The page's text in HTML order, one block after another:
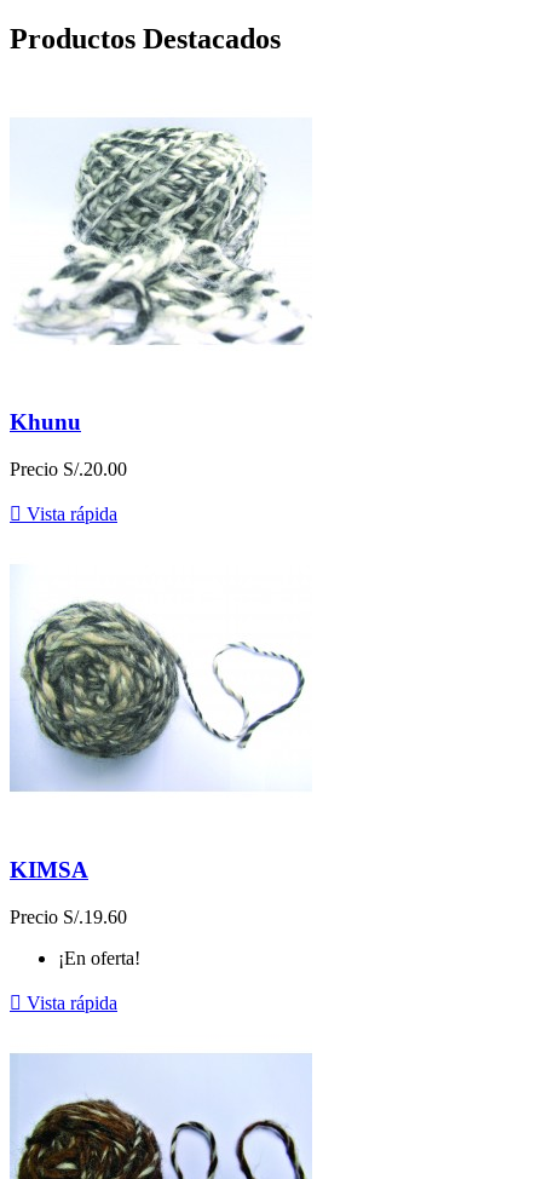
Productos Destacados
Khunu
Precio S/.20.00
 Vista rápida
KIMSA
Precio S/.19.60
¡En oferta!
 Vista rápida